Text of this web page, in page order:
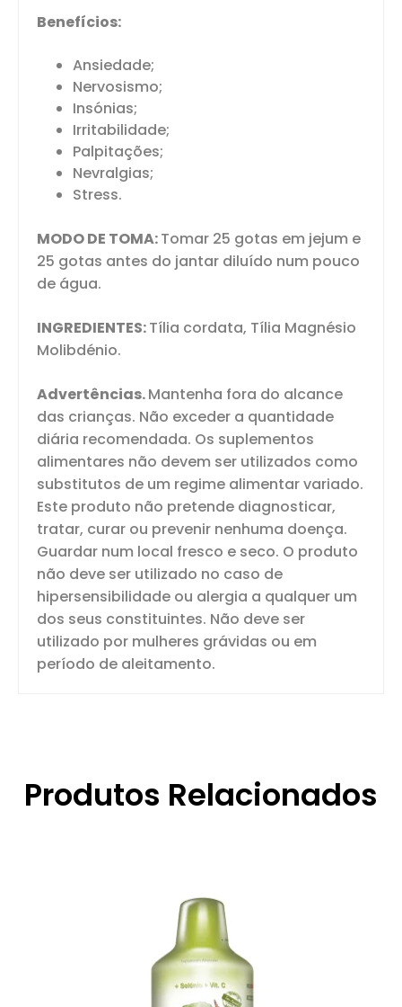
Benefícios:
Ansiedade;
Nervosismo;
Insónias;
Irritabilidade;
Palpitações;
Nevralgias;
Stress.
MODO DE TOMA:Tomar 25 gotas em jejum e
25 gotas antes do jantar diluído num pouco
de água.
INGREDIENTES:Tília cordata, Tília Magnésio
Molibdénio.
Advertências.Mantenha fora do alcance
das crianças. Não exceder a quantidade
diária recomendada. Os suplementos
alimentares não devem ser utilizados como
substitutos de um regime alimentar variado.
Este produto não pretende diagnosticar,
tratar, curar ou prevenir nenhuma doença.
Guardar num local fresco e seco. O produto
não deve ser utilizado no caso de
hipersensibilidade ou alergia a qualquer um
dos seus constituintes. Não deve ser
utilizado por mulheres grávidas ou em
período de aleitamento.
Produtos Relacionados